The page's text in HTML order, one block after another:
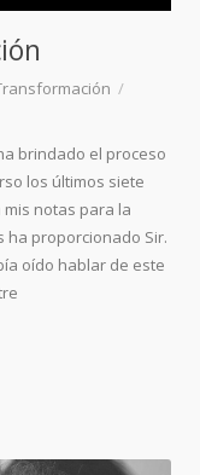
brindado el proceso
los últimos siete
notas para la
ha proporcionado Sir.
oído hablar de este